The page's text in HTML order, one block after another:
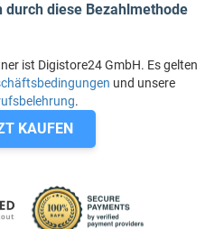
durch diese Bezahlmethode
ist Digistore24 GmbH. Es gelten
und unsere
.
KAUFEN